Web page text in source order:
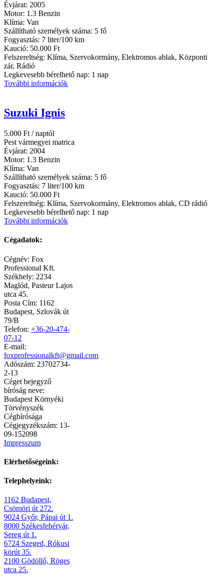
Évjárat: 2005
Motor: 1.3 Benzin
Klíma: Van
Szállítható személyek száma: 5 fő
Fogyasztás: 7 liter/100 km
Kaució: 50.000 Ft
Felszereltség: Klíma, Szervokormány, Elektromos ablak, Központi
zár, Rádió
Legkevesebb bérelhető nap: 1 nap
További információk
Suzuki Ignis
5.000 Ft / naptól
Pest vármegyei matrica
Évjárat: 2004
Motor: 1.3 Benzin
Klíma: Van
Szállítható személyek száma: 5 fő
Fogyasztás: 7 liter/100 km
Kaució: 50.000 Ft
Felszereltség: Klíma, Szervokormány, Elektromos ablak, CD rádió
Legkevesebb bérelhető nap: 1 nap
További információk
Cégadatok:
Cégnév: Fox
Professional Kft.
Székhely: 2234
Maglód, Pasteur Lajos
utca 45.
Posta Cím: 1162
Budapest, Szlovák út
79/B
Telefon: +36-20-474-
07-12
E-mail:
foxprofessionalkft@gmail.com
Adószám: 23702734-
2-13
Céget bejegyző
bíróság neve:
Budapest Környéki
Törvényszék
Cégbírósága
Cégjegyzékszám: 13-
09-152098
Impresszum
Elérhetőségeink:
Telephelyeink:
1162 Budapest,
Csömöri út 272.
9024 Győr, Pápai út 1.
8000 Székesfehérvár,
Sereg út 1.
6724 Szeged, Rókusi
körút 35.
2100 Gödöllő, Röges
utca 25.